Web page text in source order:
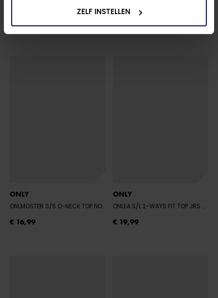
ZELF INSTELLEN
€ 19,99
ONLY
ONLMOSTER S/S O-NECK TOP NOOS JRS - SCARLET IBIS
€ 16,99
ONLY
ONLEA S/L 2-WAYS FIT TOP JRS NOOS
€ 19,99